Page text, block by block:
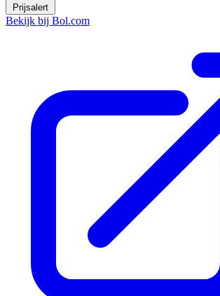
Prijsalert
Bekijk bij Bol.com